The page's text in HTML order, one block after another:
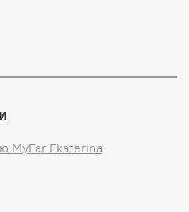
MyFar Ekaterina